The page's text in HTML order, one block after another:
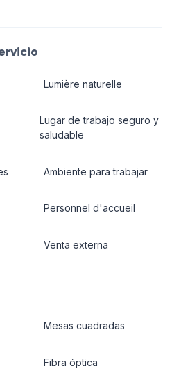
Lumière naturelle
Lugar de trabajo seguro y
saludable
Ambiente para trabajar
Personnel d'accueil
Venta externa
Mesas cuadradas
Fibra óptica